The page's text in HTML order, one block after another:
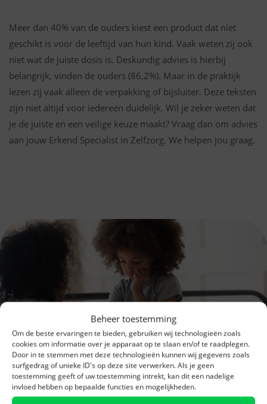
Beheer toestemming
Om de beste ervaringen te bieden, gebruiken wij technologieën zoals
cookies om informatie over je apparaat op te slaan en/of te raadplegen.
Door in te stemmen met deze technologieën kunnen wij gegevens zoals
surfgedrag of unieke ID's op deze site verwerken. Als je geen
toestemming geeft of uw toestemming intrekt, kan dit een nadelige
invloed hebben op bepaalde functies en mogelijkheden.
Meer dan 40% van de ouders kiest een product dat niet
geschikt is voor de leeftijd van hun kind. Vaak weten zij ook
niet wat de juiste dosis is. Deskundig advies is hierbij
belangrijk, vinden de ouders (86,2%). Maar in de praktijk
lezen zij vaak alleen de verpakking of bijsluiter. Deze teksten
zijn niet altijd voor iedereen duidelijk. Wil je zeker weten dat
je de juiste en een veilige keuze maakt? Vraag dan om advies
aan jouw Erkend Specialist in Zelfzorg. We helpen jou graag.
Test je kennis